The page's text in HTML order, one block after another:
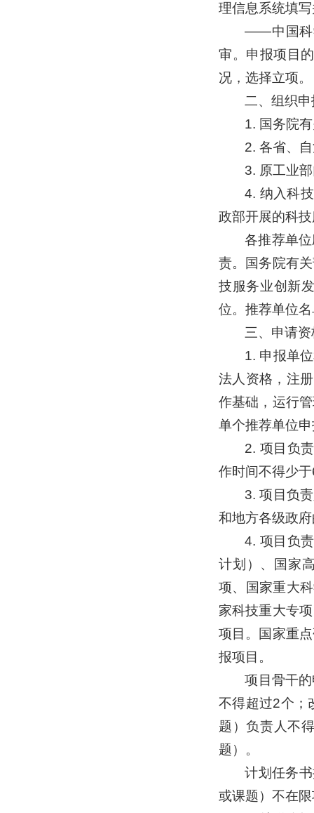
理信息系统填
——中国科
审。申报项目
况，选择立项。
二、组织
1. 国务院
2. 各省、
3. 原工业
4. 纳入科
政部开展的科
各推荐单
责。国务院有
技服务业创新
位。推荐单位
三、申请
1. 申报单
法人资格，注
作基础，运行
单个推荐单位
2. 项目负
作时间不得少
3. 项目负
和地方各级政
4. 项目负
计划）、国家
项、国家重大
家科技重大专
项目。国家重
报项目。
项目骨干
不得超过2个；
题）负责人不
题）。
计划任务
或课题）不在